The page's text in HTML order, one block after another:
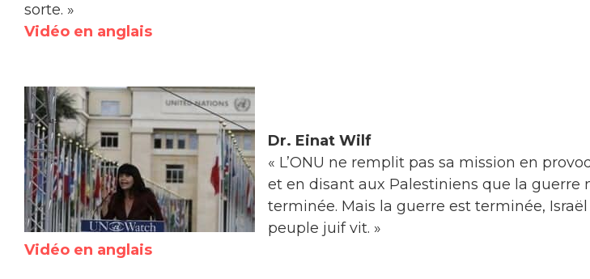
sorte. »
Vidéo en anglais
Dr. Einat Wilf
« L’ONU ne remplit pas sa mission en
et en disant aux Palestiniens que la guerre
terminée. Mais la guerre est terminée,
peuple juif vit. »
Vidéo en anglais